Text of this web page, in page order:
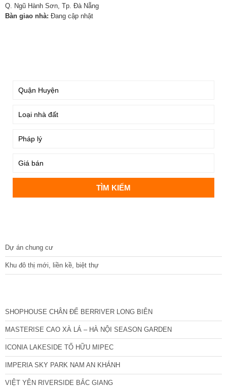
Q. Ngũ Hành Sơn, Tp. Đà Nẵng
Bàn giao nhà: Đang cập nhật
Dự án chung cư
Khu đô thị mới, liền kề, biệt thự
SHOPHOUSE CHÂN ĐẾ BERRIVER LONG BIÊN
MASTERISE CAO XÀ LÁ – HÀ NỘI SEASON GARDEN
ICONIA LAKESIDE TỐ HỮU MIPEC
IMPERIA SKY PARK NAM AN KHÁNH
VIỆT YÊN RIVERSIDE BẮC GIANG